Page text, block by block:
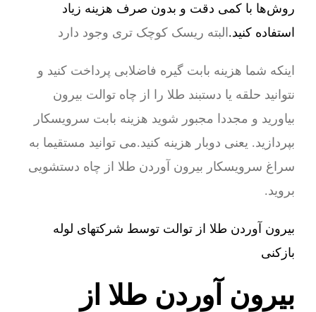
روش‌ها با کمی دقت و بدون صرف هزینه زیاد
استفاده کنید.البته ریسک کوچک تری وجود دارد
اینکه شما هزینه بابت گیره فاضلابی پرداخت کنید و
نتوانید حلقه یا دستبند طلا را از چاه توالت بیرون
بیاورید و مجددا مجبور شوید هزینه بابت سرویسکار
بپردازید. یعنی دوبار هزینه کنید.می توانید مستقیما به
سراغ سرویسکار بیرون آوردن طلا از چاه دستشویی
بروید.
بیرون آوردن طلا از توالت توسط شرکتهای لوله
بازکنی
بیرون آوردن طلا از